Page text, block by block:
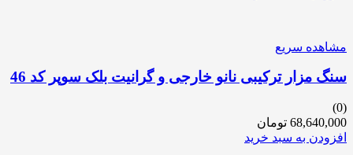
مشاهده سریع
سنگ مزار ترکیبی نانو خارجی و گرانیت بلک سوپر کد 46
(0)
68,640,000 تومان
افزودن به سبد خرید